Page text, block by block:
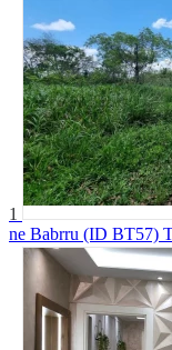
1
ne Babrru (ID BT57)